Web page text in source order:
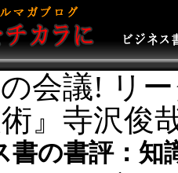
の会議! リ
』寺沢俊
書の書評：